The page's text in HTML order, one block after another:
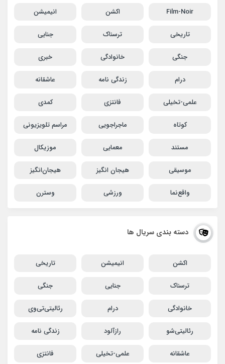
Film-Noir اکشن انیمیشن
تاریخی ترسناک جنایی
جنگی خانوادگی خبری
درام زندگی نامه عاشقانه
علمی-تخیلی فانتزی کمدی
کوتاه ماجراجویی مراسم تلویزیونی
مستند معمایی موزیکال
موسیقی هیجان انگیز هیجان‌انگیز
واقع‌نما ورزشی وسترن
دسته بندی سریال ها
اکشن انیمیشن تاریخی
ترسناک جنایی جنگی
خانوادگی درام رئالیتی‌تی‌وی
رئالیتی‌شو رازآلود زندگی نامه
عاشقانه علمی-تخیلی فانتزی